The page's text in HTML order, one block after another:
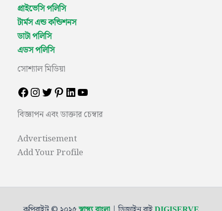
প্রাইভেসি পলিসি
টার্মস এন্ড কন্ডিশনস
ডাটা পলিসি
এডস পলিসি
সোশ্যাল মিডিয়া
বিজ্ঞাপন এবং ডাক্তার চেম্বার
Advertisement
Add Your Profile
স্বাস্থ্য বাংলা DIGISERVE